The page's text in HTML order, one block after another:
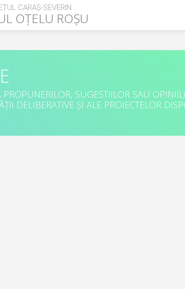
CARAȘ-SEVERIN
OȚELU ROȘU
SUGESTIILOR SAU
DELIBERATIVE ȘI ALE PROIECTELOR